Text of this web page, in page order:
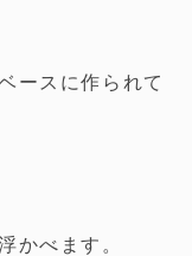
ースに作られて
かべます。